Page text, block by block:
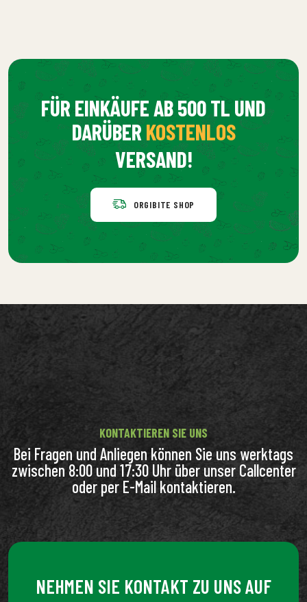
FÜR EINKÄUFE AB 500 TL UND
DARÜBERKOSTENLOS
VERSAND!
ORGIBITE SHOP
KONTAKTIEREN SIE UNS
Bei Fragen und Anliegen können Sie uns werktags
zwischen 8:00 und 17:30 Uhr über unser Callcenter
oder per E-Mail kontaktieren.
NEHMEN SIE KONTAKT ZU UNS AUF